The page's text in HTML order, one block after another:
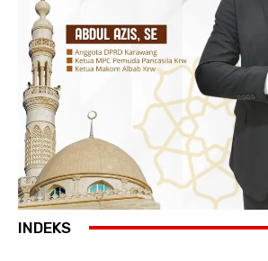
INDEKS